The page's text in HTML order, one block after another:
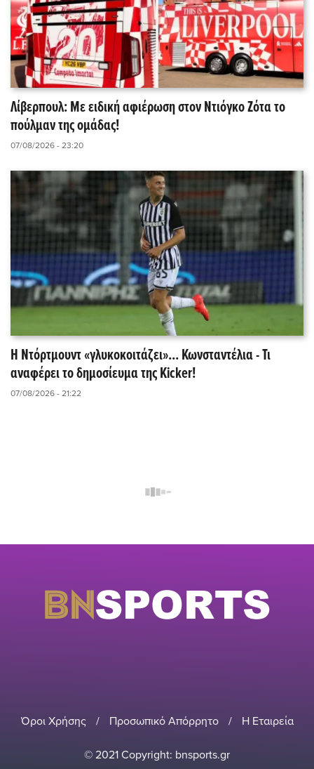
Λίβερπουλ: Με ειδική αφιέρωση στον Ντιόγκο Ζότα το
πούλμαν της ομάδας!
07/08/2026 - 23:20
Η Ντόρτμουντ «γλυκοκοιτάζει»... Κωνσταντέλια - Τι
αναφέρει το δημοσίευμα της Kicker!
07/08/2026 - 21:22
Όροι Χρήσης / Προσωπικό Απόρρητο / Η Εταιρεία
© 2021 Copyright: bnsports.gr